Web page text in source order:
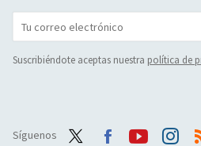
Suscribiéndote aceptas nuestra política de
Síguenos